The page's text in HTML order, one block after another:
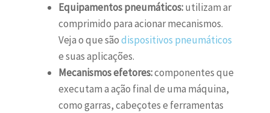
Equipamentos pneumáticos:utilizam ar
comprimido para acionar mecanismos.
Veja o que sãodispositivos pneumáticos
e suas aplicações.
Mecanismos efetores:componentes que
executam a ação final de uma máquina,
como garras, cabeçotes e ferramentas